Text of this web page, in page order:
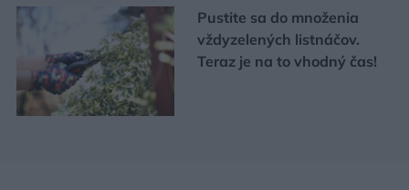
Pustite sa do množenia
vždyzelených listnáčov.
Teraz je na to vhodný čas!